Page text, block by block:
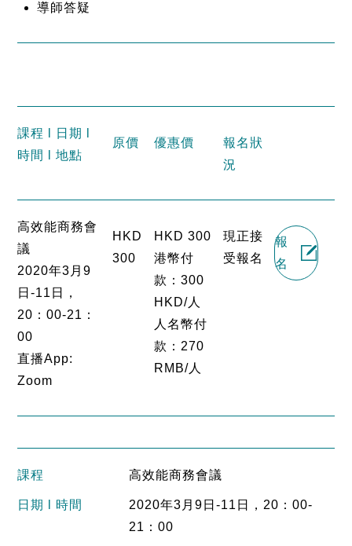
導師答疑
課程 l 日期 l
時間 l 地點
原價 優惠價
報名狀
況
高效能商務會
議
2020年3月9
日-11日，
20：00-21：
00
直播App:
Zoom
HKD
300
HKD 300
港幣付
款：300
HKD/人
人名幣付
款：270
RMB/人
現正接
受報名
報
名
課程 高效能商務會議
日期 l 時間
2020年3月9日-11日，20：00-
21：00